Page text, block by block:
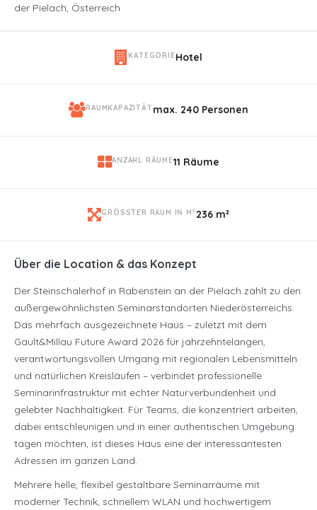
der Pielach, Österreich
KATEGORIE Hotel
RAUMKAPAZITÄT max. 240 Personen
ANZAHL RÄUME11 Räume
GRÖSSTER RAUM IN M² 236 m²
Über die Location & das Konzept
Der Steinschalerhof in Rabenstein an der Pielach zählt zu den
außergewöhnlichsten Seminarstandorten Niederösterreichs.
Das mehrfach ausgezeichnete Haus – zuletzt mit dem
Gault&Millau Future Award 2026 für jahrzehntelangen,
verantwortungsvollen Umgang mit regionalen Lebensmitteln
und natürlichen Kreisläufen – verbindet professionelle
Seminarinfrastruktur mit echter Naturverbundenheit und
gelebter Nachhaltigkeit. Für Teams, die konzentriert arbeiten,
dabei entschleunigen und in einer authentischen Umgebung
tagen möchten, ist dieses Haus eine der interessantesten
Adressen im ganzen Land.
Mehrere helle, flexibel gestaltbare Seminarräume mit
moderner Technik, schnellem WLAN und hochwertigem